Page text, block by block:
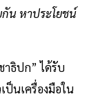
กัน หาประโยชน์
าธิปก” ได้รับ
ป็นเครื่องมือใน